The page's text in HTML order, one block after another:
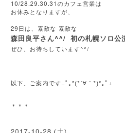
10/28.29.30.31 のカフェ営業は
お休みとなりますが、
29 日は、素敵な 素敵な
森田良平さん^^/ 初の札幌ソロ公
ぜひ、お待ちしています^^/
以下、ご案内です+ﾟ｡ *(*´∀｀ *)*｡ﾟ +
＊＊＊
2017-10-28